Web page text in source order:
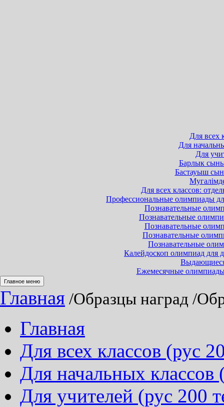
Для всех
Для
Для
Барлык
Бастауыш
Для всех классов:
Профессиональные олимпиады
Познавательные
Познавательные
Познавательные
Познавательные
Познавательные
Калейдоскоп олимпиад для
Ежемесячные
Главное меню
Главная /Образцы наград /
Главная
Для всех классов (рус
Для начальных классов
Для учителей (рус 200